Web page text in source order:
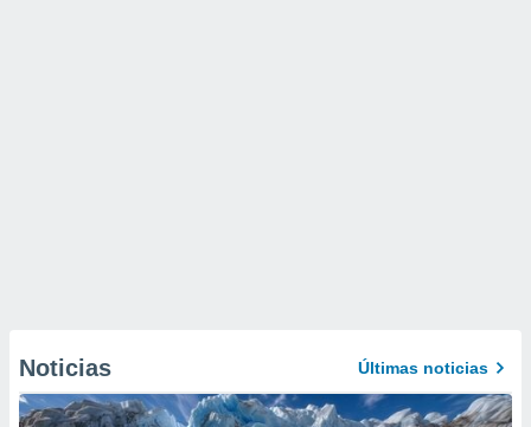
Noticias Últimas noticias